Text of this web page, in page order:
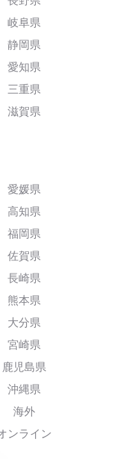
岐阜県
静岡県
愛知県
三重県
滋賀県
愛媛県
高知県
福岡県
佐賀県
長崎県
熊本県
大分県
宮崎県
鹿児島県
沖縄県
海外
ンライン